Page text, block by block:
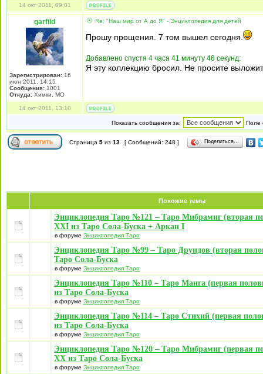
14 окт 2011, 09:01
garfild
Зарегистрирован: 16
июн 2011, 14:15
Сообщения: 1001
Откуда: Химки, МО
Re: "Наш мир от А до Я" - Энциклопедия для детей
Прошу прощения. 7 том вышел сегодня.
Добавлено спустя 4 часа 41 минуту 46 секунд:
Я эту коллекцию бросил. Не просите
14 окт 2011, 13:10
Показать сообщения за: Поле
Страница 5 из 13 [ Сообщений: 248 ] Поделиться…
Похожие темы
Энциклопедия Таро №121 – Таро Мибрамиг (вторая
XXI из Таро Сола-Буска + Аркан I
в форуме Энциклопедия Таро
Энциклопедия Таро №99 – Таро Друидов (вторая
Таро Сола-Буска
в форуме Энциклопедия Таро
Энциклопедия Таро №110 – Таро Манга (первая
из Таро Сола-Буска
в форуме Энциклопедия Таро
Энциклопедия Таро №114 – Таро Стихий (первая
из Таро Сола-Буска
в форуме Энциклопедия Таро
Энциклопедия Таро №120 – Таро Мибрамиг (первая
XX из Таро Сола-Буска
в форуме Энциклопедия Таро